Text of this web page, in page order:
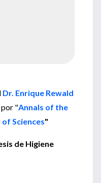
Dr. Enrique Rewald
"Annals of the
Sciences"
de Higiene